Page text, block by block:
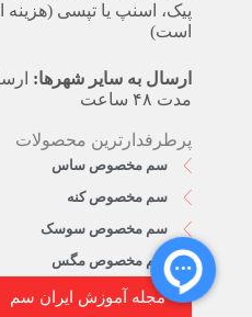
پیک، اسنپ یا تپسی
است)
ارسال به سایر شهرها:
مدت ۴۸ ساعت
پرطرفدارترین محصولات
سم مخصوص ساس
سم مخصوص کنه
سم مخصوص سوسک
سم مخصوص مگس
مجله آموزش ایران سم